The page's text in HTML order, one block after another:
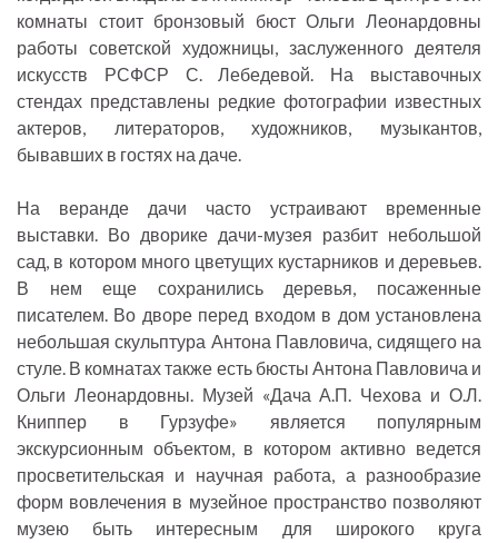
комнаты стоит бронзовый бюст Ольги Леонардовны
работы советской художницы, заслуженного деятеля
искусств РСФСР С. Лебедевой. На выставочных
стендах представлены редкие фотографии известных
актеров, литераторов, художников, музыкантов,
бывавших в гостях на даче.
На веранде дачи часто устраивают временные
выставки. Во дворике дачи-музея разбит небольшой
сад, в котором много цветущих кустарников и деревьев.
В нем еще сохранились деревья, посаженные
писателем. Во дворе перед входом в дом установлена
небольшая скульптура Антона Павловича, сидящего на
стуле. В комнатах также есть бюсты Антона Павловича и
Ольги Леонардовны. Музей «Дача А.П. Чехова и О.Л.
Книппер в Гурзуфе» является популярным
экскурсионным объектом, в котором активно ведется
просветительская и научная работа, а разнообразие
форм вовлечения в музейное пространство позволяют
музею быть интересным для широкого круга